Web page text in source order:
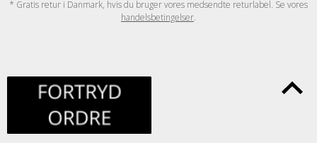
* Gratis retur i Danmark, hvis du bruger vores medsendte returlabel. Se vores
handelsbetingelser.